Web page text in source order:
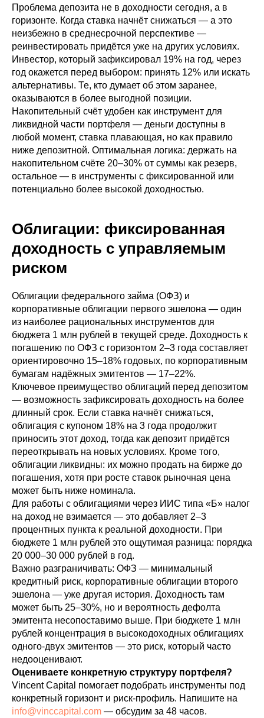
Проблема депозита не в доходности сегодня, а в
горизонте. Когда ставка начнёт снижаться — а это
неизбежно в среднесрочной перспективе —
реинвестировать придётся уже на других условиях.
Инвестор, который зафиксировал 19% на год, через
год окажется перед выбором: принять 12% или искать
альтернативы. Те, кто думает об этом заранее,
оказываются в более выгодной позиции.
Накопительный счёт удобен как инструмент для
ликвидной части портфеля — деньги доступны в
любой момент, ставка плавающая, но как правило
ниже депозитной. Оптимальная логика: держать на
накопительном счёте 20–30% от суммы как резерв,
остальное — в инструменты с фиксированной или
потенциально более высокой доходностью.
Облигации: фиксированная
доходность с управляемым
риском
Облигации федерального займа (ОФЗ) и
корпоративные облигации первого эшелона — один
из наиболее рациональных инструментов для
бюджета 1 млн рублей в текущей среде. Доходность к
погашению по ОФЗ с горизонтом 2–3 года составляет
ориентировочно 15–18% годовых, по корпоративным
бумагам надёжных эмитентов — 17–22%.
Ключевое преимущество облигаций перед депозитом
— возможность зафиксировать доходность на более
длинный срок. Если ставка начнёт снижаться,
облигация с купоном 18% на 3 года продолжит
приносить этот доход, тогда как депозит придётся
переоткрывать на новых условиях. Кроме того,
облигации ликвидны: их можно продать на бирже до
погашения, хотя при росте ставок рыночная цена
может быть ниже номинала.
Для работы с облигациями через ИИС типа «Б» налог
на доход не взимается — это добавляет 2–3
процентных пункта к реальной доходности. При
бюджете 1 млн рублей это ощутимая разница: порядка
20 000–30 000 рублей в год.
Важно разграничивать: ОФЗ — минимальный
кредитный риск, корпоративные облигации второго
эшелона — уже другая история. Доходность там
может быть 25–30%, но и вероятность дефолта
эмитента несопоставимо выше. При бюджете 1 млн
рублей концентрация в высокодоходных облигациях
одного-двух эмитентов — это риск, который часто
недооценивают.
Оцениваете конкретную структуру портфеля?
Vincent Capital помогает подобрать инструменты под
конкретный горизонт и риск-профиль. Напишите на
info@vinccapital.com — обсудим за 48 часов.